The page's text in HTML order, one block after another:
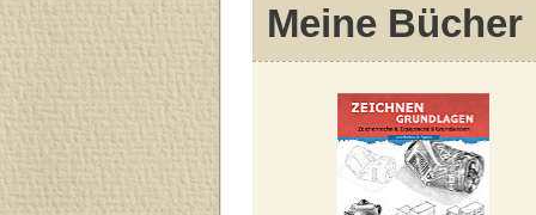
Meine